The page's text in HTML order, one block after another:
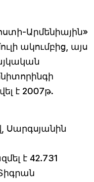
Արմենիային»
ակումբից, այս
է 2007թ.
Սարգսյանին
է 42.731